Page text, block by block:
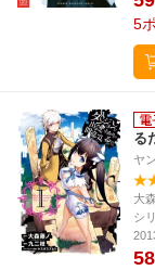
5
る
ヤ
大
シ